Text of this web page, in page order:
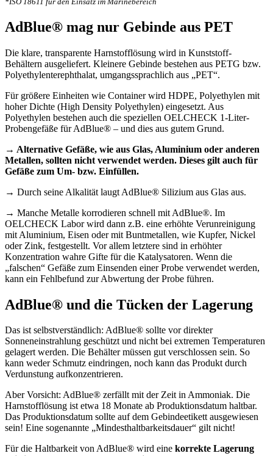
AdBlue® mag nur Gebinde aus PET
Die klare, transparente Harnstofflösung wird in Kunststoff-
Behältern ausgeliefert. Kleinere Gebinde bestehen aus PETG bzw.
Polyethylenterephthalat, umgangssprachlich aus „PET“.
Für größere Einheiten wie Container wird HDPE, Polyethylen mit
hoher Dichte (High Density Polyethylen) eingesetzt. Aus
Polyethylen bestehen auch die speziellen OELCHECK 1-Liter-
Probengefäße für AdBlue® – und dies aus gutem Grund.
→ Alternative Gefäße, wie aus Glas, Aluminium oder anderen
Metallen, sollten nicht verwendet werden. Dieses gilt auch für
Gefäße zum Um- bzw. Einfüllen.
→ Durch seine Alkalität laugt AdBlue® Silizium aus Glas aus.
→ Manche Metalle korrodieren schnell mit AdBlue®. Im
OELCHECK Labor wird dann z.B. eine erhöhte Verunreinigung
mit Aluminium, Eisen oder mit Buntmetallen, wie Kupfer, Nickel
oder Zink, festgestellt. Vor allem letztere sind in erhöhter
Konzentration wahre Gifte für die Katalysatoren. Wenn die
„falschen“ Gefäße zum Einsenden einer Probe verwendet werden,
kann ein Fehlbefund zur Abwertung der Probe führen.
AdBlue® und die Tücken der Lagerung
Das ist selbstverständlich: AdBlue® sollte vor direkter
Sonneneinstrahlung geschützt und nicht bei extremen Temperaturen
gelagert werden. Die Behälter müssen gut verschlossen sein. So
kann weder Schmutz eindringen, noch kann das Produkt durch
Verdunstung aufkonzentrieren.
Aber Vorsicht: AdBlue® zerfällt mit der Zeit in Ammoniak. Die
Harnstofflösung ist etwa 18 Monate ab Produktionsdatum haltbar.
Das Produktionsdatum sollte auf dem Gebindeetikett ausgewiesen
sein! Eine sogenannte „Mindesthaltbarkeitsdauer“ gilt nicht!
Für die Haltbarkeit von AdBlue® wird eine korrekte Lagerung